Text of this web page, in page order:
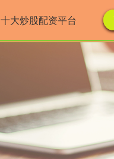
十大炒股配资平台